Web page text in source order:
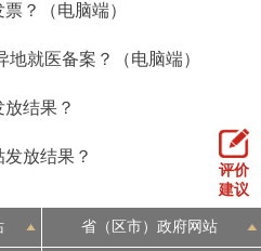
？（电脑端）
就医备案？（电脑端）
结果？
放结果？
评价
建议
省（区市）政府网站